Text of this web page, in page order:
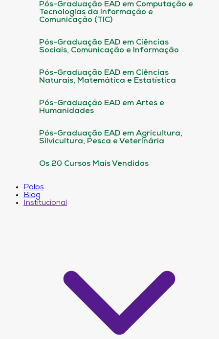
Pós-Graduação EAD em Computação e
Tecnologias da informação e
Comunicação (TIC)
Pós-Graduação EAD em Ciências
Sociais, Comunicação e Informação
Pós-Graduação EAD em Ciências
Naturais, Matemática e Estatística
Pós-Graduação EAD em Artes e
Humanidades
Pós-Graduação EAD em Agricultura,
Silvicultura, Pesca e Veterinária
Os 20 Cursos Mais Vendidos
Polos
Blog
Institucional